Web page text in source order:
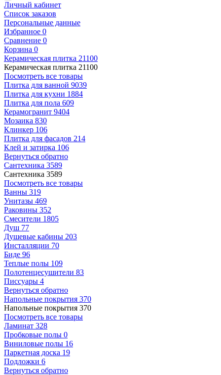
Личный кабинет
Список заказов
Персональные данные
Избранное 0
Сравнение 0
Корзина 0
Керамическая плитка 21100
Керамическая плитка 21100
Посмотреть все товары
Плитка для ванной 9039
Плитка для кухни 1884
Плитка для пола 609
Керамогранит 9404
Мозаика 830
Клинкер 106
Плитка для фасадов 214
Клей и затирка 106
Вернуться обратно
Сантехника 3589
Сантехника 3589
Посмотреть все товары
Ванны 319
Унитазы 469
Раковины 352
Смесители 1805
Душ 77
Душевые кабины 203
Инсталляции 70
Биде 96
Теплые полы 109
Полотенцесушители 83
Писсуары 4
Вернуться обратно
Напольные покрытия 370
Напольные покрытия 370
Посмотреть все товары
Ламинат 328
Пробковые полы 0
Виниловые полы 16
Паркетная доска 19
Подложки 6
Вернуться обратно